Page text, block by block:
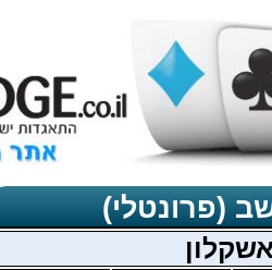
(פרונטלי)